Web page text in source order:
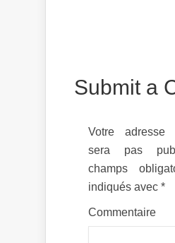
Submit a
Votre adresse
sera pas
champs
indiqués avec *